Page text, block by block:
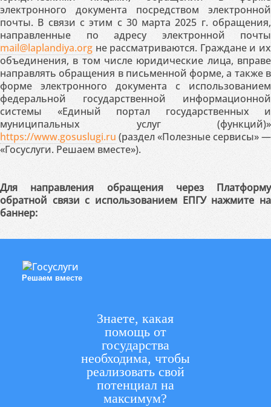
электронного документа посредством электронной
почты. В связи с этим с 30 марта 2025 г. обращения,
направленные по адресу электронной почты
mail@laplandiya.org не рассматриваются. Граждане и их
объединения, в том числе юридические лица, вправе
направлять обращения в письменной форме, а также в
форме электронного документа с использованием
федеральной государственной информационной
системы «Единый портал государственных и
муниципальных услуг (функций)»
https://www.gosuslugi.ru (раздел «Полезные сервисы» —
«Госуслуги. Решаем вместе»).
Для направления обращения через Платформу
обратной связи с использованием ЕПГУ нажмите на
баннер:
Решаем вместе
Знаете, какая
помощь от
государства
необходима, чтобы
реализовать свой
потенциал на
максимум?